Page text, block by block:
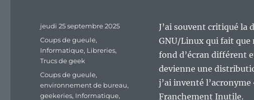
J’ai souvent critiqué la
GNU/Linux qui fait que
fond d’écran différent
devienne une
j’ai inventé
Franchement Inutile.
Publié
jeudi 25 septembre 2025
Catégories
Coups de gueule,
Informatique, Libreries,
Trucs de geek
Étiquettes
Coups de gueule,
environnement de bureau,
geekeries, Informatique,